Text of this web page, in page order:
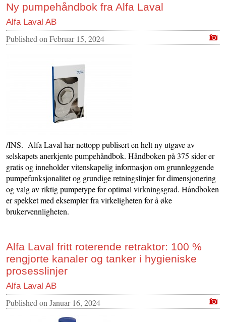
Ny pumpehåndbok fra Alfa Laval
Alfa Laval AB
Published on Februar 15, 2024
/INS. Alfa Laval har nettopp publisert en helt ny utgave av
selskapets anerkjente pumpehåndbok. Håndboken på 375 sider er
gratis og inneholder vitenskapelig informasjon om grunnleggende
pumpefunksjonalitet og grundige retningslinjer for dimensjonering
og valg av riktig pumpetype for optimal virkningsgrad. Håndboken
er spekket med eksempler fra virkeligheten for å øke
brukervennligheten.
Alfa Laval fritt roterende retraktor: 100 %
rengjorte kanaler og tanker i hygieniske
prosesslinjer
Alfa Laval AB
Published on Januar 16, 2024